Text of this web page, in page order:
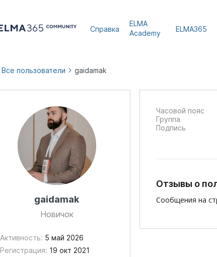
Справка
ELMA
Academy
ELMA365
Все пользователи gaidamak
gaidamak
Новичок
Активность: 5 май 2026
Регистрация: 19 окт 2021
Часовой пояс
Группа
Подпись
Отзывы о
Сообщения на